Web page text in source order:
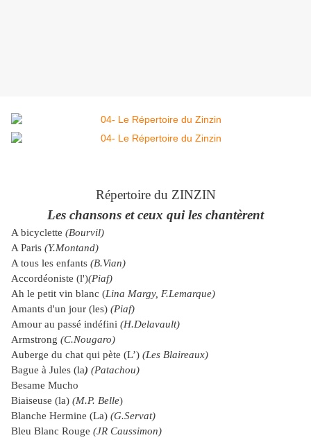
Répertoire du ZINZIN
Les chansons et ceux qui les chantèrent
A bicyclette (Bourvil)
A Paris (Y.Montand)
A tous les enfants (B.Vian)
Accordéoniste (l')(Piaf)
Ah le petit vin blanc (Lina Margy, F.Lemarque)
Amants d'un jour (les) (Piaf)
Amour au passé indéfini (H.Delavault)
Armstrong (C.Nougaro)
Auberge du chat qui pète (L’) (Les Blaireaux)
Bague à Jules (la) (Patachou)
Besame Mucho
Biaiseuse (la) (M.P. Belle)
Blanche Hermine (La) (G.Servat)
Bleu Blanc Rouge (JR Caussimon)